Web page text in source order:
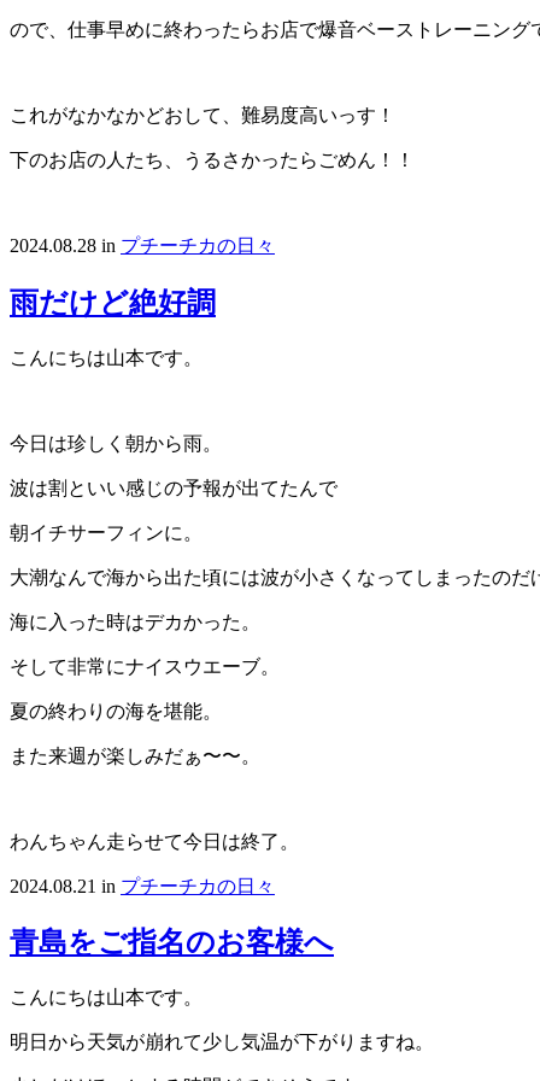
ので、仕事早めに終わったらお店で爆音ベーストレーニング
これがなかなかどおして、難易度高いっす！
下のお店の人たち、うるさかったらごめん！！
2024.08.28 in プチーチカの日々
雨だけど絶好調
こんにちは山本です。
今日は珍しく朝から雨。
波は割といい感じの予報が出てたんで
朝イチサーフィンに。
大潮なんで海から出た頃には波が小さくなってしまったのだ
海に入った時はデカかった。
そして非常にナイスウエーブ。
夏の終わりの海を堪能。
また来週が楽しみだぁ〜〜。
わんちゃん走らせて今日は終了。
2024.08.21 in プチーチカの日々
青島をご指名のお客様へ
こんにちは山本です。
明日から天気が崩れて少し気温が下がりますね。